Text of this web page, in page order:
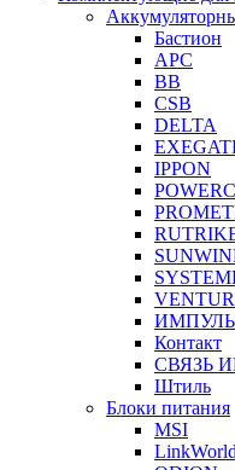
Бастион
APC
BB
CSB
DELTA
IPPON
Контакт
СВЯЗЬ
Штиль
Блоки питания
MSI
LinkWorld